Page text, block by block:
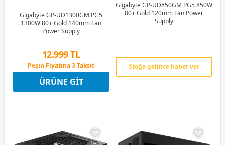
Gigabyte GP-UD1300GM PG5
1300W 80+ Gold 140mm Fan
Power Supply
12.999 TL
Peşin Fiyatına 3 Taksit
12 Ay x 1.529 TL taksitle
Peşin Fiyatına 3 Taksit
ÜRÜNE GIT
Gigabyte GP-UD850GM PG5 850W
80+ Gold 120mm Fan Power
Supply
Stoğa gelince haber ver